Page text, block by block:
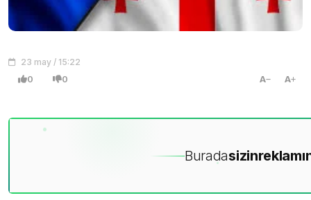
23 may / 15:22
0 0 A A
Buradasizin